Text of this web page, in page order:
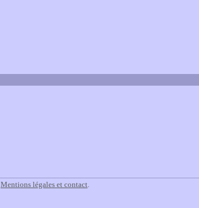
Mentions légales et contact.